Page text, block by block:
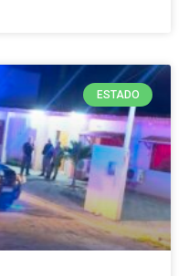
ESTADO